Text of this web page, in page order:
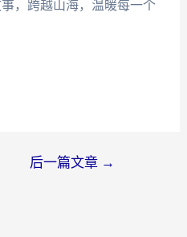
，跨越山海，温暖每一个
后一篇文章 →